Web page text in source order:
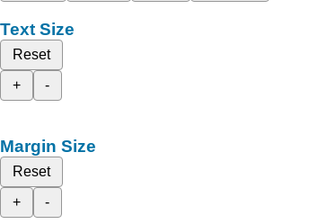
Text Size
Reset
+
-
Margin Size
Reset
+
-